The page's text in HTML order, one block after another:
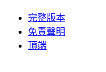
完整版本
免責聲明
頂端